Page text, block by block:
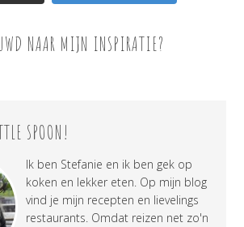
NAAR MIJN INSPIRATIE?
SPOON!
Ik ben Stefanie en ik ben gek op
koken en lekker eten. Op mijn blog
vind je mijn recepten en lievelings
restaurants. Omdat reizen net zo'n